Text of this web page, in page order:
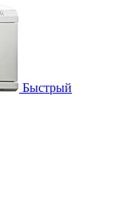
Быстрый